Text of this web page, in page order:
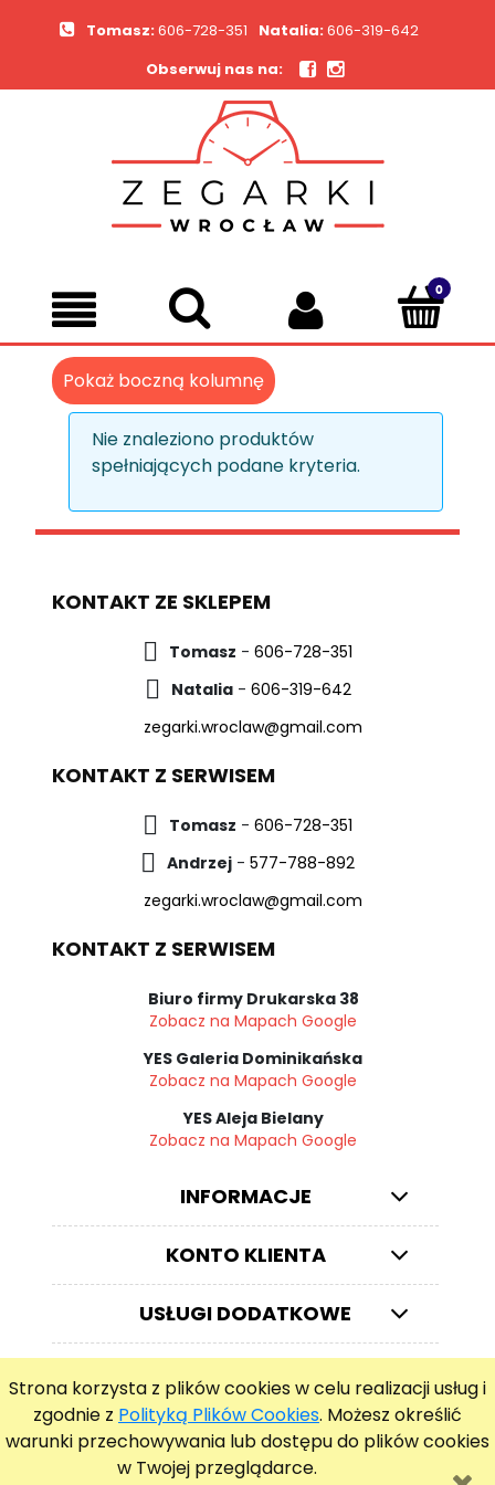
Strona korzysta z plików cookies w celu realizacji usług i
zgodnie z Polityką Plików Cookies. Możesz określić
warunki przechowywania lub dostępu do plików cookies
w Twojej przeglądarce.
Tomasz:606-728-351 Natalia:606-319-642
Obserwuj nas na:
Pokaż boczną kolumnę
Nie znaleziono produktów
spełniających podane kryteria.
KONTAKT ZE SKLEPEM
Tomasz - 606-728-351
Natalia- 606-319-642
zegarki.wroclaw@gmail.com
KONTAKT Z SERWISEM
Tomasz - 606-728-351
Andrzej - 577-788-892
zegarki.wroclaw@gmail.com
KONTAKT Z SERWISEM
Biuro firmy Drukarska 38
Zobacz na Mapach Google
YES Galeria Dominikańska
Zobacz na Mapach Google
YES Aleja Bielany
Zobacz na Mapach Google
INFORMACJE
KONTO KLIENTA
USŁUGI DODATKOWE
© ZEGARKIWROCLAW.PL
pokaż pełną wersję strony